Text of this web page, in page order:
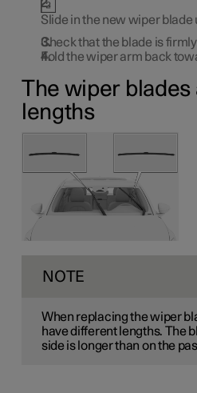
Slide in the new wiper blade
Check that the blade is
Fold the wiper arm back
The wiper
lengths
NOTE
When replacing the wiper
have different lengths. The
side is longer than on the